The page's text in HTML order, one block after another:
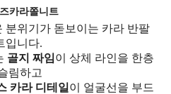
카라쫄니트
분위기가 돋보이는 카라 반팔
입니다.
골지 짜임이 상체 라인을 한층
림하고
카라 디테일 이 얼굴선을 부드